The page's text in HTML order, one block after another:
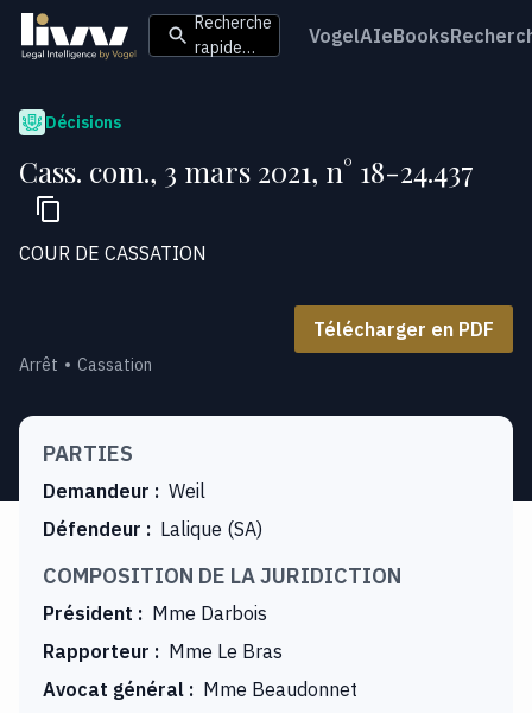
Recherche
rapide…
VogelAIeBooks
Décisions
Cass. com., 3 mars 2021, n° 18-24.437
COUR DE CASSATION
Télécharger en PDF
Arrêt Cassation
PARTIES
Demandeur : Weil
Défendeur : Lalique (SA)
COMPOSITION DE LA JURIDICTION
Président : Mme Darbois
Rapporteur : Mme Le Bras
Avocat général : Mme Beaudonnet